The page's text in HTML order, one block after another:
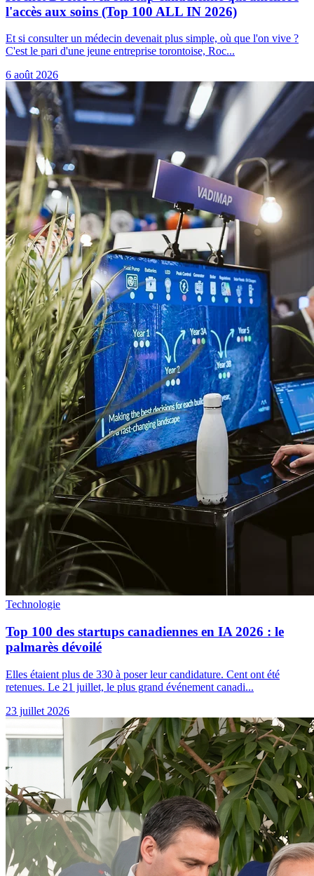
l'accès aux soins (Top 100 ALL IN 2026)
Et si consulter un médecin devenait plus simple, où que l'on vive ?
C'est le pari d'une jeune entreprise torontoise, Roc...
6 août 2026
Technologie
Top 100 des startups canadiennes en IA 2026 : le
palmarès dévoilé
Elles étaient plus de 330 à poser leur candidature. Cent ont été
retenues. Le 21 juillet, le plus grand événement canadi...
23 juillet 2026